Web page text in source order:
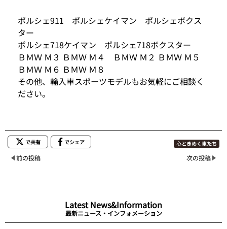
ポルシェ911 ポルシェケイマン ポルシェボクス
ター
ポルシェ718ケイマン ポルシェ718ボクスター
ＢＭＷ Ｍ３ ＢＭＷ Ｍ４ ＢＭＷ Ｍ２ ＢＭＷ Ｍ５
ＢＭＷ Ｍ６ ＢＭＷ Ｍ８
その他、輸入車スポーツモデルもお気軽にご相談く
ださい。
で共有 でシェア 心ときめく車たち
前の投稿 次の投稿
Latest News&Information
最新ニュース・インフォメーション